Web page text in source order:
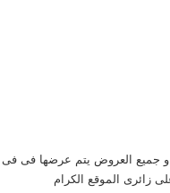
جميع العروض يتم عرضها فى
زائرى الموقع الكرام